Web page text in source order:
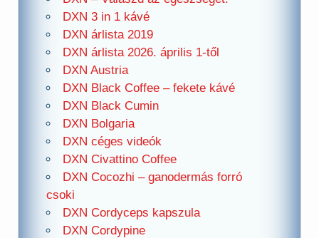
DXN 3 in 1 kávé
DXN árlista 2019
DXN árlista 2026. április 1-től
DXN Austria
DXN Black Coffee – fekete kávé
DXN Black Cumin
DXN Bolgaria
DXN céges videók
DXN Civattino Coffee
DXN Cocozhi – ganodermás forró
csoki
DXN Cordyceps kapszula
DXN Cordypine